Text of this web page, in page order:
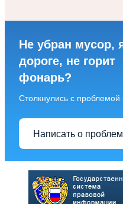
Не убран мусор,
дороге, не горит
фонарь?
Столкнулись с
Написать о